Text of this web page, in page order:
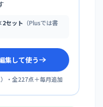
セット （Plusでは書
集して使う
）・全227点＋毎月追加